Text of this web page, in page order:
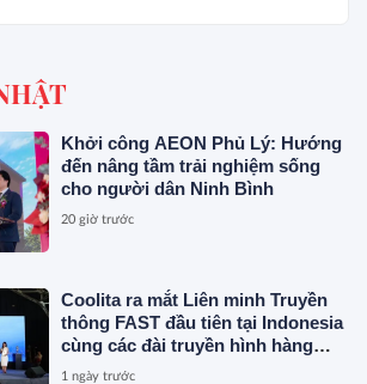
Khởi công AEON Phủ Lý: Hướng
đến nâng tầm trải nghiệm sống
cho người dân Ninh Bình
20 giờ trước
Coolita ra mắt Liên minh Truyền
thông FAST đầu tiên tại Indonesia
cùng các đài truyền hình hàng
đầu
1 ngày trước